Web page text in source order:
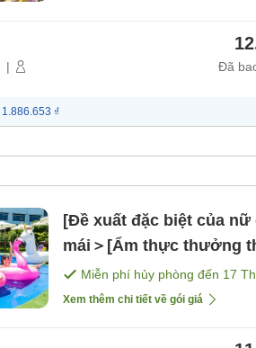
| Đã
1.886.653 ₫
[Đề xuất đặc biệt của
mái＞[Ẩm thực thưởng
Nagasaki và bào ngư
thức hương vị đầu hè
Miễn phí hủy phòng đến 17
Xem thêm chi tiết về gói giá